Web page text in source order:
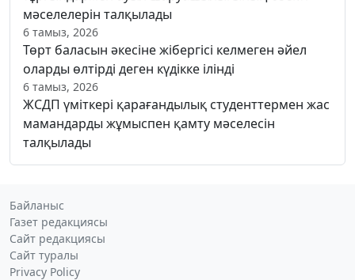
мәселелерін талқылады
6 тамыз, 2026
Төрт баласын әкесіне жібергісі келмеген әйел
оларды өлтірді деген күдікке ілінді
6 тамыз, 2026
ЖСДП үміткері қарағандылық студенттермен жас
мамандарды жұмыспен қамту мәселесін
талқылады
Байланыс
Газет редакциясы
Сайт редакциясы
Сайт туралы
Privacy Policy